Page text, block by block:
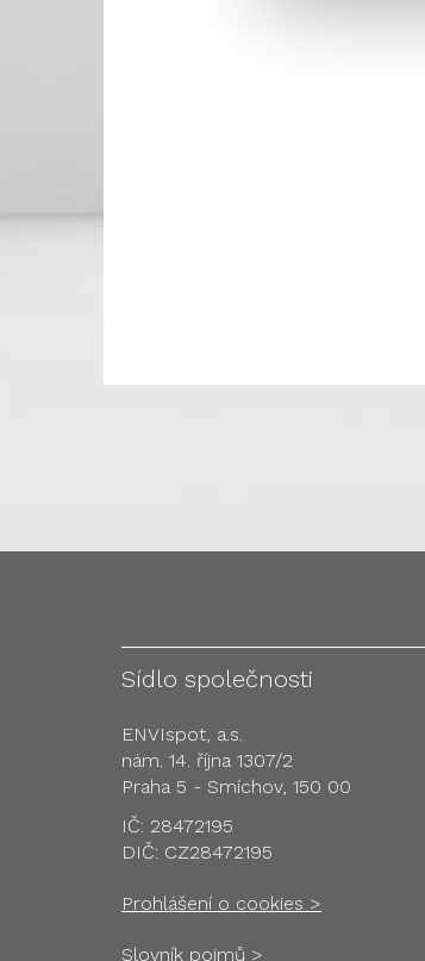
Sídlo společnosti
ENVIspot, a.s.
nám. 14. října 1307/2
Praha 5 - Smíchov, 150 00
IČ: 28472195
DIČ: CZ28472195
Prohlášení o cookies >
Slovník pojmů >